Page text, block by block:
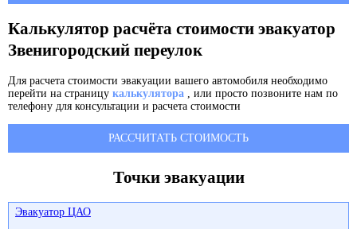
Калькулятор расчёта стоимости эвакуатор
Звенигородский переулок
Для расчета стоимости эвакуации вашего автомобиля необходимо
перейти на страницу калькулятора , или просто позвоните нам по
телефону для консультации и расчета стоимости
РАССЧИТАТЬ СТОИМОСТЬ
Точки эвакуации
Эвакуатор ЦАО